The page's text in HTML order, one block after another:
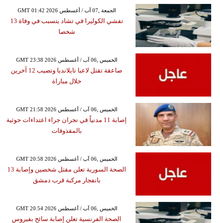
GMT 01:42 2026 الجمعة ,07 آب / أغسطس
تفشي الكوليرا في تشاد يتسبب في وفاة 13
شخصا
GMT 23:38 2026 الخميس ,06 آب / أغسطس
صاعقة تقتل لاعبا تايلانديا وتصيب 12 آخرين
خلال مباراة
GMT 21:58 2026 الخميس ,06 آب / أغسطس
إصابة 11 مدنياً في نجران جراء اعتداءات حوثية
بالمقذوفات
GMT 20:58 2026 الخميس ,06 آب / أغسطس
الصحة السورية تعلن مقتل شخصين وإصابة 13
بانفجار مركبة قرب دمشق
GMT 20:54 2026 الخميس ,06 آب / أغسطس
الصحة الفرنسية تعلن إصابة سائح بفيروس